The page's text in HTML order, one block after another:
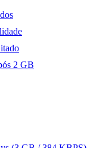
2 GB